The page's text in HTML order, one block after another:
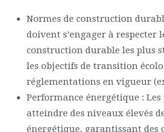
Normes de construction
doivent s’engager à respecter
construction durable les plus
les objectifs de transition
réglementations en vigueur (ex
Performance énergétique :
atteindre des niveaux élevés
énergétique, garantissant des